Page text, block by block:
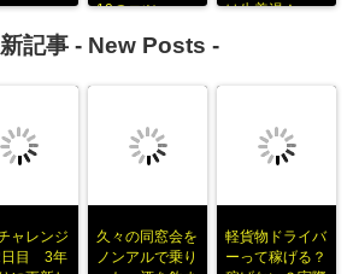
10のコツ
は生姜湯！
記事 - New Posts -
ャレンジ
日目 3年
久々の同窓会を
ノンアルで乗り
軽貨物ドライバ
ーって稼げる？